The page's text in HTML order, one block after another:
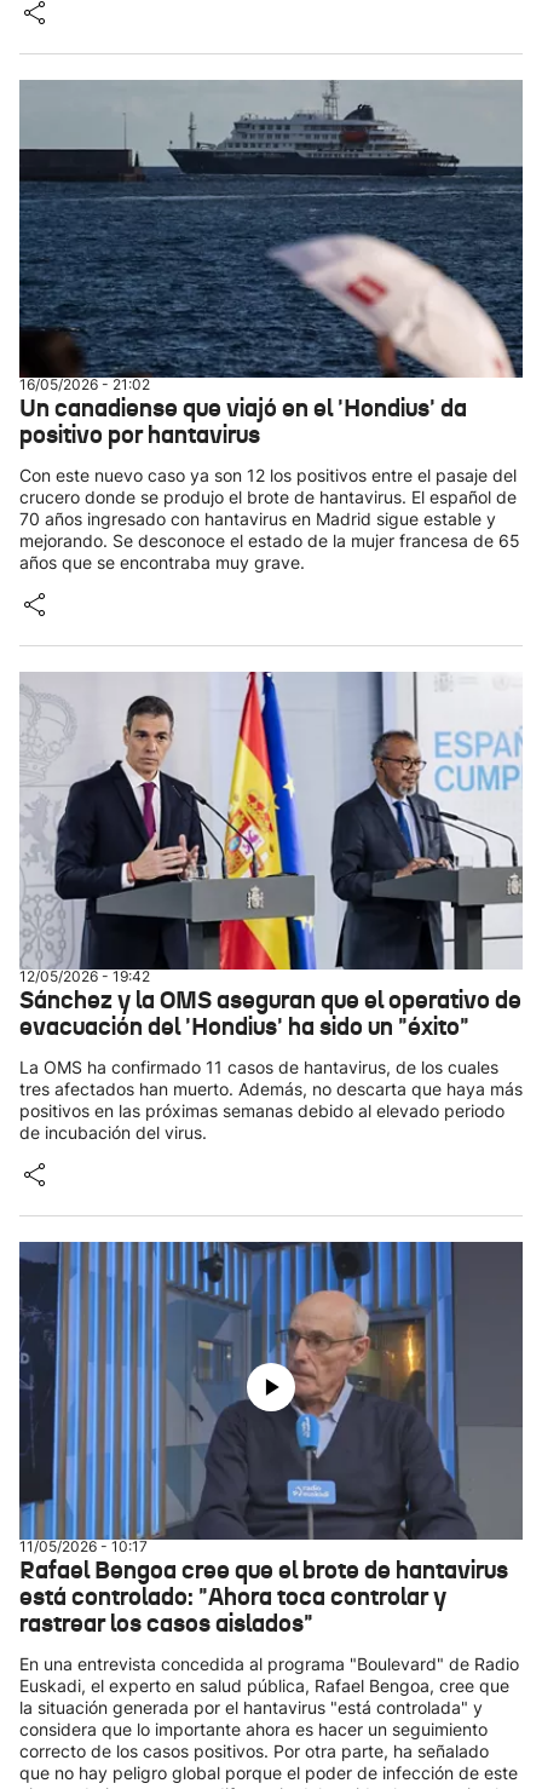
16/05/2026 - 21:02
Un canadiense que viajó en el 'Hondius' da
positivo por hantavirus
Con este nuevo caso ya son 12 los positivos entre el pasaje del
crucero donde se produjo el brote de hantavirus. El español de
70 años ingresado con hantavirus en Madrid sigue estable y
mejorando. Se desconoce el estado de la mujer francesa de 65
años que se encontraba muy grave.
12/05/2026 - 19:42
Sánchez y la OMS aseguran que el operativo de
evacuación del 'Hondius' ha sido un "éxito"
La OMS ha confirmado 11 casos de hantavirus, de los cuales
tres afectados han muerto. Además, no descarta que haya más
positivos en las próximas semanas debido al elevado periodo
de incubación del virus.
11/05/2026 - 10:17
Rafael Bengoa cree que el brote de hantavirus
está controlado: "Ahora toca controlar y
rastrear los casos aislados"
En una entrevista concedida al programa "Boulevard" de Radio
Euskadi, el experto en salud pública, Rafael Bengoa, cree que
la situación generada por el hantavirus "está controlada" y
considera que lo importante ahora es hacer un seguimiento
correcto de los casos positivos. Por otra parte, ha señalado
que no hay peligro global porque el poder de infección de este